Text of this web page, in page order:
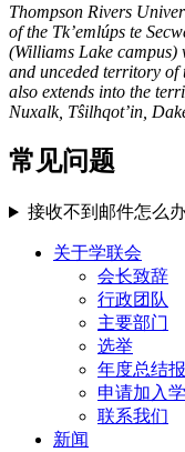
Thompson Rivers
of the Tk’emlúps te
(Williams Lake campus)
and unceded territory of
also extends into the
Nuxalk, Tŝilhqot’in,
常见问题
接收不到邮件怎么
关于学联会
会长致辞
行政团队
主要部门
选举
年度总结
申请加入
联系我们
新闻